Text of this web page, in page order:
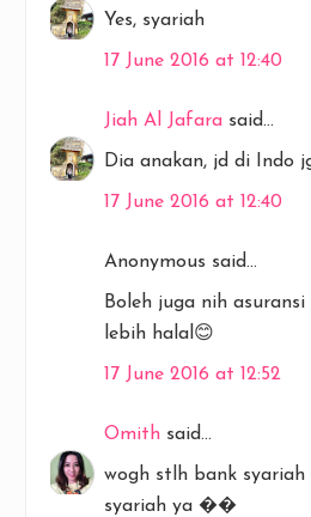
Yes, syariah
17 June 2016 at 12:40
Jiah Al Jafara said...
Dia anakan, jd di Indo
17 June 2016 at 12:40
Anonymous said...
Boleh juga nih
lebih halal😊
17 June 2016 at 12:52
Omith said...
wogh stlh bank syariah
syariah ya ��